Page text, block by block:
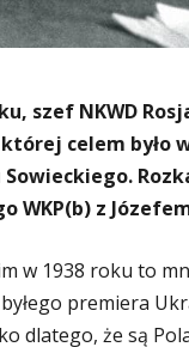
szef NKWD
celem było
WKP(b) z
w 1938 roku to
premiera
dlatego, że są